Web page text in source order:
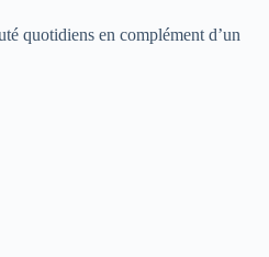
quotidiens en complément d’un